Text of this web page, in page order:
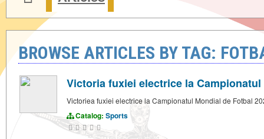
BROWSE ARTICLES BY TAG:
Victoria fuxiei electrice la
Victoriea fuxiei electrice la Campionatul Mondial de Fotbal
Catalog: Sports